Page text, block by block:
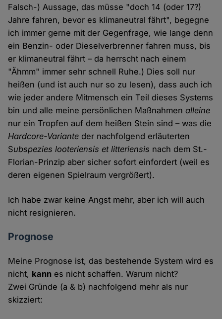
Falsch-) Aussage, das müsse "doch 14 (oder 17?)
Jahre fahren, bevor es klimaneutral fährt", begegne
ich immer gerne mit der Gegenfrage, wie lange denn
ein Benzin- oder Dieselverbrenner fahren muss, bis
er klimaneutral fährt – da herrscht nach einem
"Ähmm" immer sehr schnell Ruhe.) Dies soll nur
heißen (und ist auch nur so zu lesen), dass auch ich
wie jeder andere Mitmensch ein Teil dieses Systems
bin und alle meine persönlichen Maßnahmenalleine
nur ein Tropfen auf dem heißen Stein sind – was die
Hardcore-Variante der nachfolgend erläuterten
Subspezies looteriensis et litteriensis nach dem St.-
Florian-Prinzip aber sicher sofort einfordert (weil es
deren eigenen Spielraum vergrößert).
Ich habe zwar keine Angst mehr, aber ich will auch
nicht resignieren.
Prognose
Meine Prognose ist, das bestehende System wird es
nicht, kann es nicht schaffen. Warum nicht?
Zwei Gründe (a & b) nachfolgend mehr als nur
skizziert: